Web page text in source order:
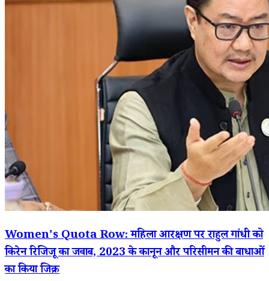
Women's Quota Row: महिला आरक्षण पर राहुल गांधी को
किरेन रिजिजू का जवाब, 2023 के कानून और परिसीमन की बाधाओं
का किया जिक्र